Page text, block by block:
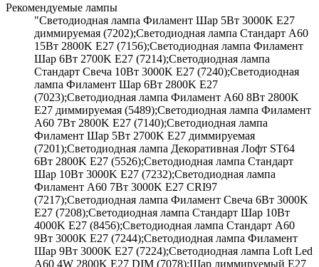
Рекомендуемые лампы
"Светодиодная лампа Филамент Шар 5Вт 3000K E27
диммируемая (7202);Светодиодная лампа Стандарт A60
15Вт 2800K E27 (7156);Светодиодная лампа Филамент
Шар 6Вт 2700K E27 (7214);Светодиодная лампа
Стандарт Свеча 10Вт 3000K E27 (7240);Светодиодная
лампа Филамент Шар 6Вт 2800K E27
(7023);Светодиодная лампа Филамент A60 8Вт 2800K
E27 диммируемая (5489);Светодиодная лампа Филамент
A60 7Вт 2800K E27 (7140);Светодиодная лампа
Филамент Шар 5Вт 2700K E27 диммируемая
(7201);Светодиодная лампа Декоративная Лофт ST64
6Вт 2800K E27 (5526);Светодиодная лампа Стандарт
Шар 10Вт 3000K E27 (7232);Светодиодная лампа
Филамент A60 7Вт 3000K E27 CRI97
(7217);Светодиодная лампа Филамент Свеча 6Вт 3000K
E27 (7208);Светодиодная лампа Стандарт Шар 10Вт
4000K E27 (8456);Светодиодная лампа Стандарт A60
9Вт 3000K E27 (7244);Светодиодная лампа Филамент
Шар 9Вт 3000K E27 (7224);Светодиодная лампа Loft Led
A60 4W 2800K E27 DIM (7078);Шар диммируемый Е27